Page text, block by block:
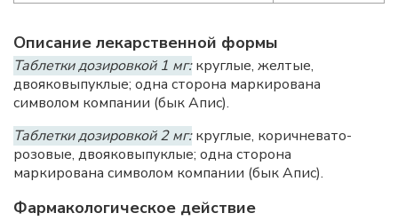
Описание лекарственной формы
Таблетки дозировкой 1 мг:круглые, желтые,
двояковыпуклые; одна сторона маркирована
символом компании (бык Апис).
Таблетки дозировкой 2 мг:круглые, коричневато-
розовые, двояковыпуклые; одна сторона
маркирована символом компании (бык Апис).
Фармакологическое действие